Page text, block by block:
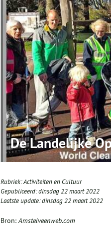
De Landelijke
Rubriek:Activiteiten en Cultuur
Gepubliceerd:dinsdag 22 maart 2022
Laatste update:dinsdag 22 maart 2022
Bron:Amstelveenweb.com